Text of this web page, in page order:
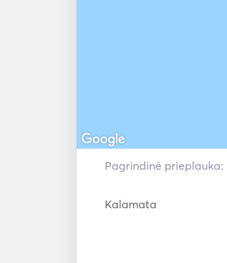
Pagrindinė prieplauka:
Kalamata